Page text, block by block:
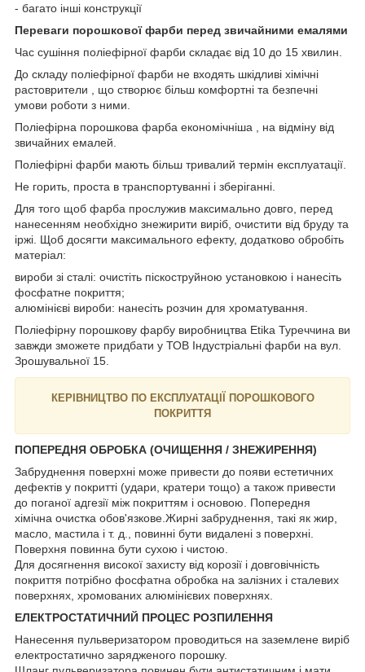
- багато інші конструкції
Переваги порошкової фарби перед звичайними емалями
Час сушіння поліефірної фарби складає від 10 до 15 хвилин.
До складу поліефірної фарби не входять шкідливі хімічні
растоврители , що створює більш комфортні та безпечні
умови роботи з ними.
Поліефірна порошкова фарба економічніша , на відміну від
звичайних емалей.
Поліефірні фарби мають більш тривалий термін експлуатації.
Не горить, проста в транспортуванні і зберіганні.
Для того щоб фарба прослужив максимально довго, перед
нанесенням необхідно знежирити виріб, очистити від бруду та
іржі. Щоб досягти максимального ефекту, додатково обробіть
матеріал:
вироби зі сталі: очистіть піскоструйною установкою і нанесіть
фосфатне покриття;
алюмінієві вироби: нанесіть розчин для хроматування.
Поліефірну порошкову фарбу виробництва Etika Туреччина ви
завжди зможете придбати у ТОВ Індустріальні фарби на вул.
Зрошувальної 15.
КЕРІВНИЦТВО ПО ЕКСПЛУАТАЦІЇ ПОРОШКОВОГО
ПОКРИТТЯ
ПОПЕРЕДНЯ ОБРОБКА (ОЧИЩЕННЯ / ЗНЕЖИРЕННЯ)
Забруднення поверхні може привести до появи естетичних
дефектів у покритті (удари, кратери тощо) а також привести
до поганої адгезії між покриттям і основою. Попередня
хімічна очистка обов'язкове.Жирні забруднення, такі як жир,
масло, мастила і т. д., повинні бути видалені з поверхні.
Поверхня повинна бути сухою і чистою.
Для досягнення високої захисту від корозії і довговічність
покриття потрібно фосфатна обробка на залізних і сталевих
поверхнях, хромованих алюмінієвих поверхнях.
ЕЛЕКТРОСТАТИЧНИЙ ПРОЦЕС РОЗПИЛЕННЯ
Нанесення пульверизатором проводиться на заземлене виріб
електростатично зарядженого порошку.